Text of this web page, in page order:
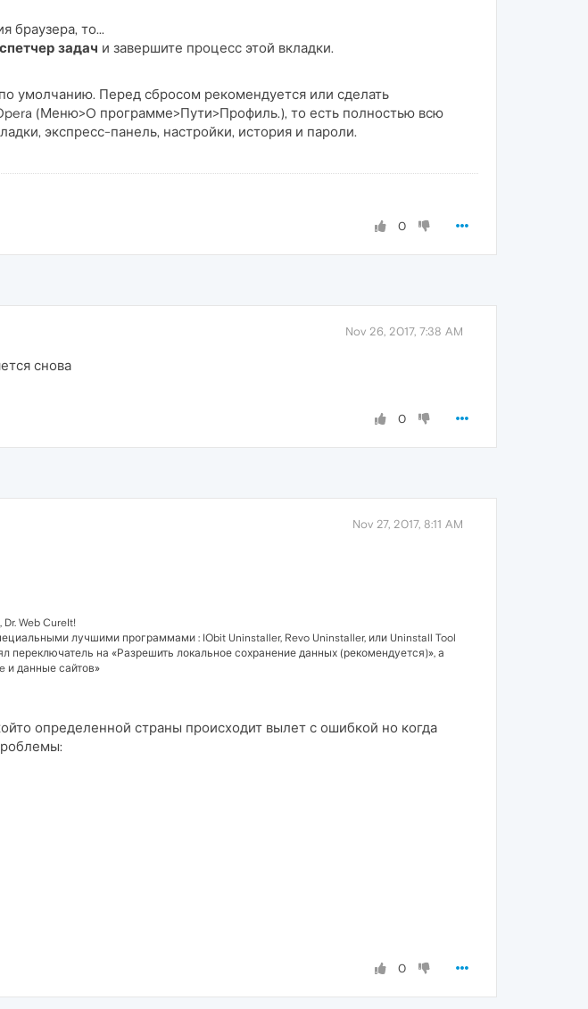
браузера, то...
задач и завершите процесс этой вкладки.
умолчанию. Перед сбросом рекомендуется или сделать
(Меню>O программе>Пути>Профиль.), то есть полностью всю
экспресс-панель, настройки, история и пароли.
0
Nov 26, 2017, 7:38 AM
снова
0
Nov 27, 2017, 8:11 AM
Web CureIt!
лучшими программами : IObit Uninstaller, Revo Uninstaller, или Uninstall Tool
переключатель на «Разрешить локальное сохранение данных (рекомендуется)», а
и данные сайтов»
определенной страны происходит вылет с ошибкой но когда
0